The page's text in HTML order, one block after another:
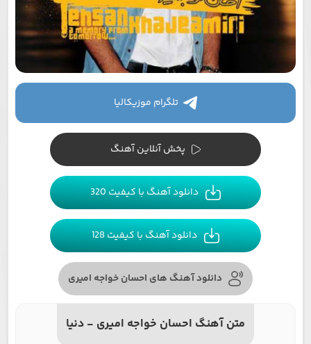
تلگرام موزیکالیا
پخش آنلاین آهنگ
دانلود آهنگ با کیفیت 320
دانلود آهنگ با کیفیت 128
دانلود آهنگ های احسان خواجه امیری
متن آهنگ احسان خواجه امیری - دنیا